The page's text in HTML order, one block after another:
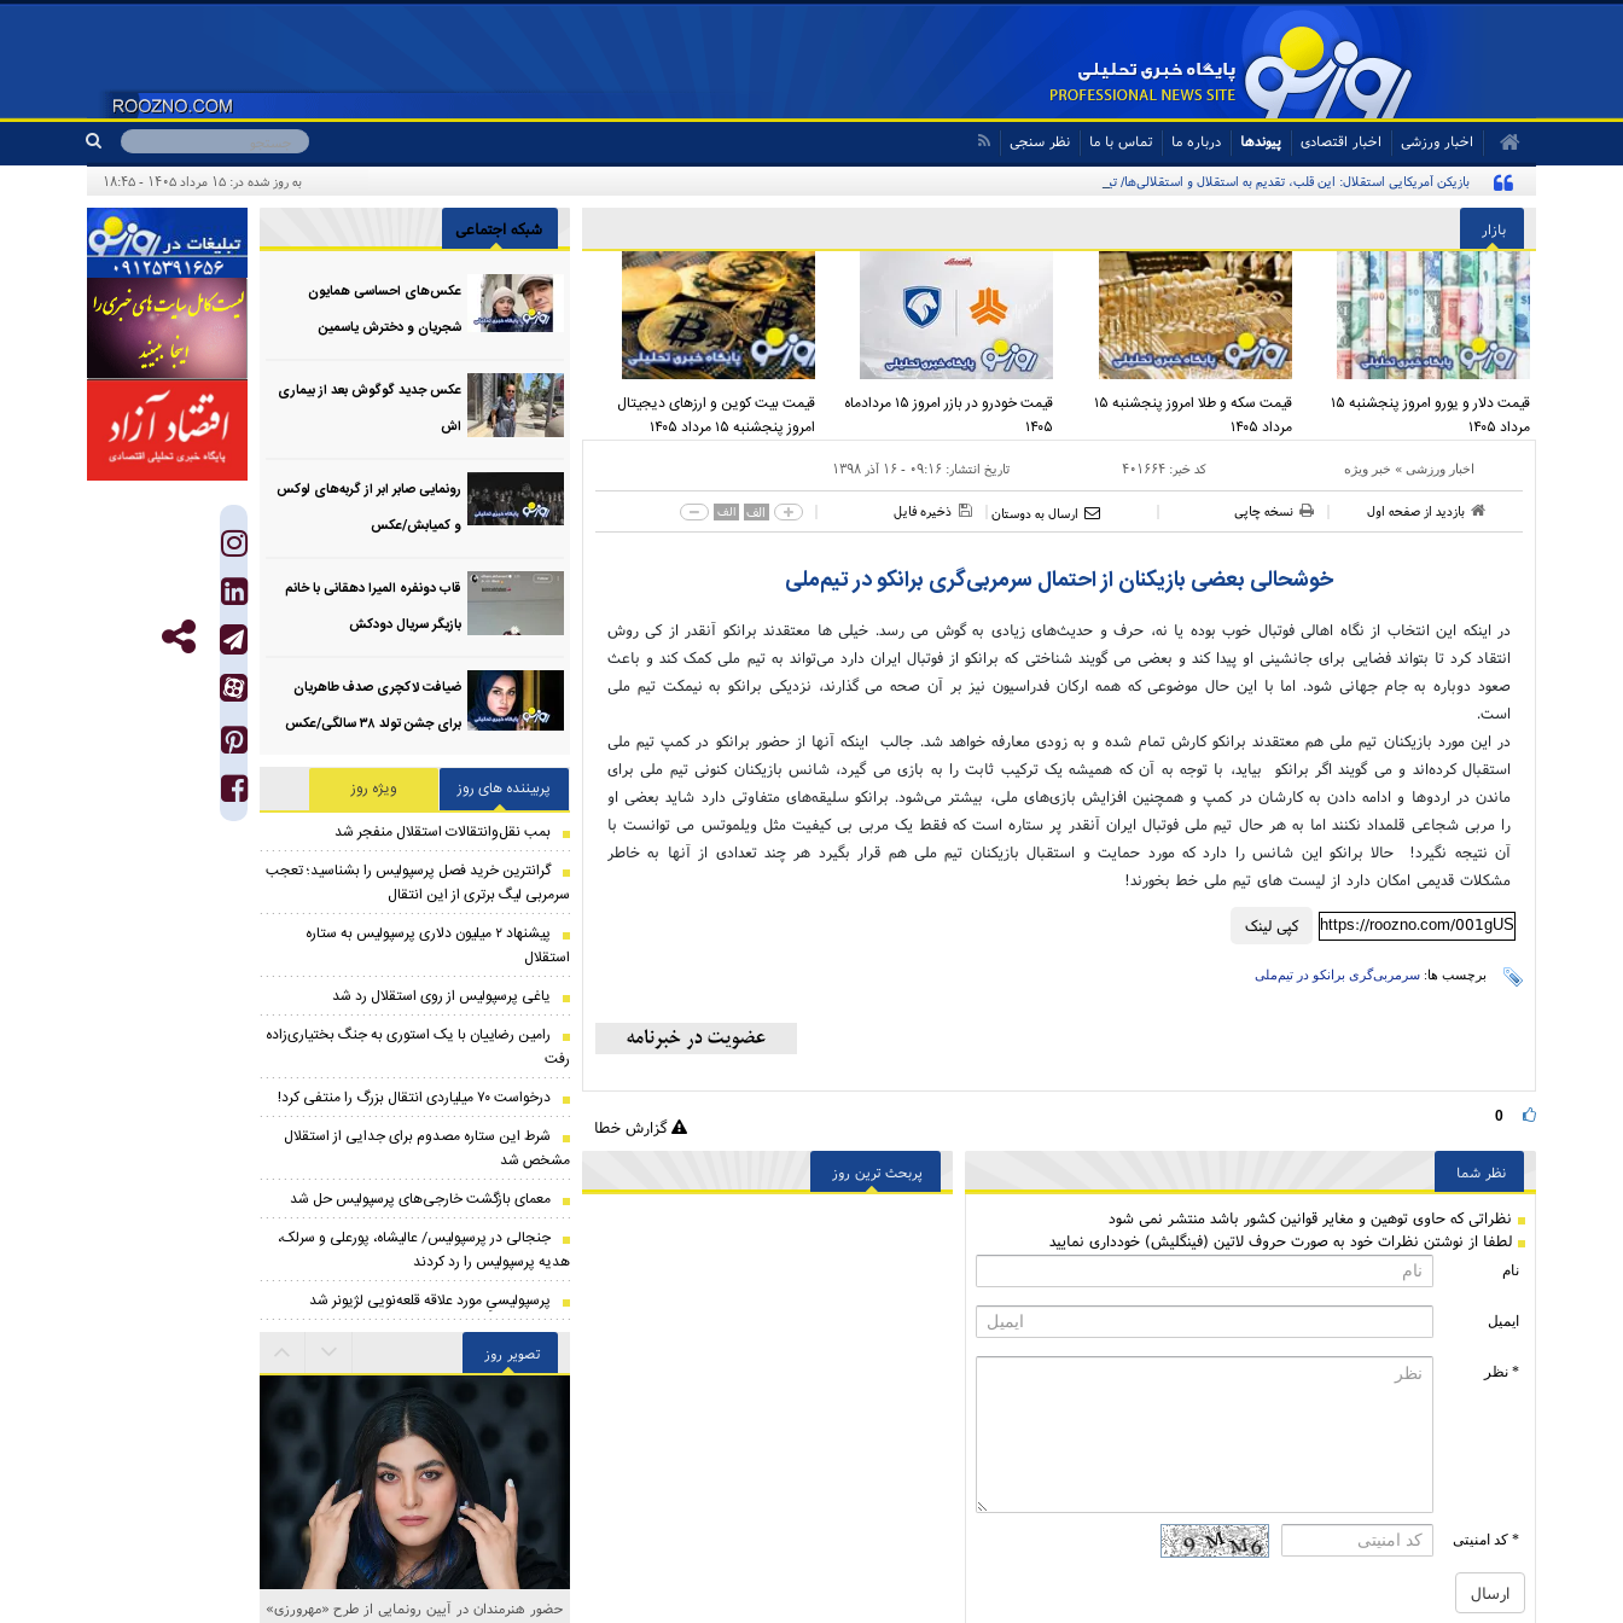
اخبار ورزشی اخبار اقتصادی پیوندها درباره ما تماس با ما نظر سنجی
بازیکن آمریکایی استقلال: این قلب، تقدیم به استقلال و استقلالی‌ها/ تیم‌ملی ایران پیشنهاد بدهد قبول می‌کنم به روز شده در: ۱۵ مرداد ۱۴۰۵ - ۱۸:۴۵
بازار
قیمت دلار و یورو امروز پنجشنبه ۱۵
مرداد ۱۴۰۵
قیمت سکه و طلا امروز پنجشنبه ۱۵
مرداد ۱۴۰۵
قیمت خودرو در بازر امروز ۱۵ مردادماه
۱۴۰۵
قیمت بیت کوین و ارز‌های دیجیتال
امروز پنجشنبه ۱۵ مرداد ۱۴۰۵
اخبار ورزشی » خبر ویژه کد خبر:۴۰۱۶۶۴ تاریخ انتشار:۰۹:۱۶ - ۱۶ آذر ۱۳۹۸
بازدید از صفحه اول نسخه چاپی ارسال به دوستان ذخیره فایل الف الف
خوشحالی بعضی بازیکنان از احتمال سرمربی‌گری برانکو در تیم‌ملی
در اینکه این انتخاب از نگاه اهالی فوتبال خوب بوده یا نه، حرف و حدیث‌های زیادی به گوش می رسد. خیلی ها معتقدند برانکو آنقدر از کی روش
انتقاد کرد تا بتواند فضایی برای جانشینی او پیدا کند و بعضی می گویند شناختی که برانکو از فوتبال ایران دارد می‌تواند به تیم ملی کمک کند و باعث
صعود دوباره به جام جهانی شود. اما با این حال موضوعی که همه ارکان فدراسیون نیز بر آن صحه می گذارند، نزدیکی برانکو به نیمکت تیم ملی
است.
در این مورد بازیکنان تیم ملی هم معتقدند برانکو کارش تمام شده و به زودی معارفه خواهد شد. جالب اینکه آنها از حضور برانکو در کمپ تیم ملی
استقبال کرده‌اند و می گویند اگر برانکو بیاید، با توجه به آن که همیشه یک ترکیب ثابت را به بازی می گیرد، شانس بازیکنان کنونی تیم ملی برای
ماندن در اردوها و ادامه دادن به کارشان در کمپ و همچنین افزایش بازی‌های ملی، بیشتر می‌شود. برانکو سلیقه‌های متفاوتی دارد شاید بعضی او
را مربی شجاعی قلمداد نکنند اما به هر حال تیم ملی فوتبال ایران آنقدر پر ستاره است که فقط یک مربی بی کیفیت مثل ویلموتس می توانست با
آن نتیجه نگیرد! حالا برانکو این شانس را دارد که مورد حمایت و استقبال بازیکنان تیم ملی هم قرار بگیرد هر چند تعدادی از آنها به خاطر
مشکلات قدیمی امکان دارد از لیست های تیم ملی خط بخورند!
کپی لینک
https://roozno.com/001gUS
برچسب ها: سرمربی‌گری برانکو در تیم‌ملی
0 گزارش خطا
نظر شما
نظراتی كه حاوی توهین و مغایر قوانین کشور باشد منتشر نمی شود
لطفا از نوشتن نظرات خود به صورت حروف لاتین (فینگلیش) خودداری نمایید
نام
ایمیل
* نظر
* کد امنیتی
پربحث ترین روز
شبکه اجتماعی
عکس‌های احساسی همایون
شجریان و دخترش یاسمین
عکس جدید گوگوش بعد از بیماری
اش
رونمایی صابر ابر از گربه‌های لوکس
و کمیابش/عکس
قاب دونفره المیرا دهقانی با خانم
بازیگر سریال دودکش
ضیافت لاکچری صدف طاهریان
برای جشن تولد ۳۸ سالگی‌/عکس
پربیننده های روز
ویژه روز
بمب نقل‌وانتقالات استقلال منفجر شد
گرانترین خرید فصل پرسپولیس را بشناسید؛ تعجب
سرمربی لیگ برتری از این انتقال
پیشنهاد ۲ میلیون دلاری پرسپولیس به ستاره
استقلال
یاغی پرسپولیس از روی استقلال رد شد
رامین رضاییان با یک استوری به جنگ بختیاری‌زاده
رفت
درخواست ۷۰ میلیاردی انتقال بزرگ را منتفی کرد!
شرط این ستاره مصدوم برای جدایی از استقلال
مشخص شد
معمای بازگشت خارجی‌های پرسپولیس حل شد
جنجالی در پرسپولیس/ عالیشاه، پورعلی و سرلک،
هدیه پرسپولیس را رد کردند
پرسپولیسیِ مورد علاقه قلعه‌نویی لژیونر شد
تصویر روز
حضور هنرمندان در آیین رونمایی از طرح «مهرورزی»